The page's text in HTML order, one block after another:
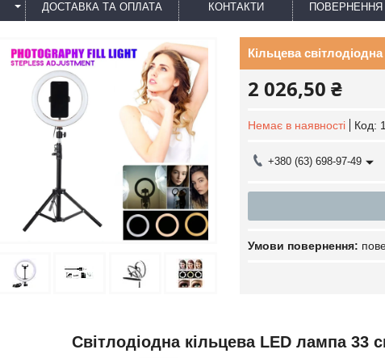
ДОСТАВКА ТА ОПЛАТА КОНТАКТИ ПОВЕРНЕННЯ
Кільцева
2 026,50 ₴
Немає в наявності Код:
+380 (63) 698-97-49
Світлодіодна кільцева LED лампа 33